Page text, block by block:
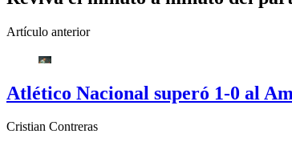
Artículo anterior
Atlético Nacional superó 1-0 al
Cristian Contreras